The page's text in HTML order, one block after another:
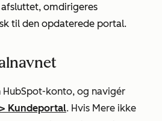
omdirigeres
til den opdaterede portal.
HubSpot-konto, og navigér
> Kundeportal. Hvis Mere ikke